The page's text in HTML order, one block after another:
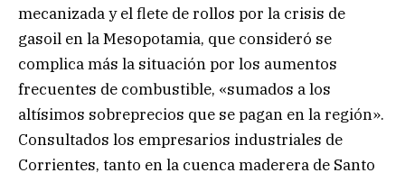
mecanizada y el flete de rollos por la crisis de
gasoil en la Mesopotamia, que consideró se
complica más la situación por los aumentos
frecuentes de combustible, «sumados a los
altísimos sobreprecios que se pagan en la región».
Consultados los empresarios industriales de
Corrientes, tanto en la cuenca maderera de Santo